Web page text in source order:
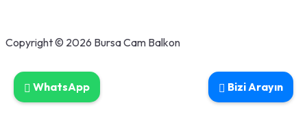
Copyright © 2026 Bursa Cam Balkon
Bizi Arayın
WhatsApp